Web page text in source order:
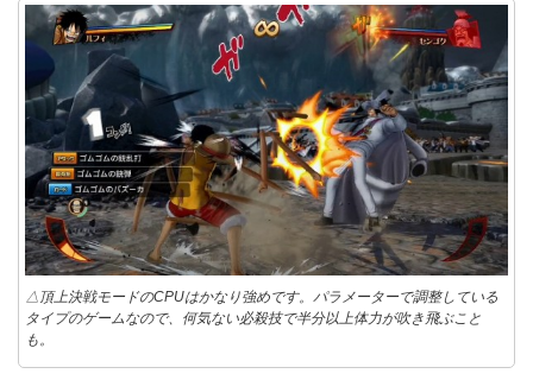
△頂上決戦モードのCPUはかなり強めです。パラメーターで調整している
タイプのゲームなので、何気ない必殺技で半分以上体力が吹き飛ぶこと
も。